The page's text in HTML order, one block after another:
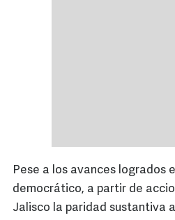
Pese a los avances logrados
democrático, a partir de
Jalisco la paridad sustantiva